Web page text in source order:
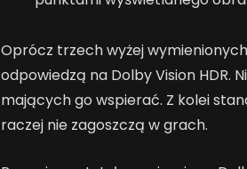
Oprócz trzech wyżej
odpowiedzą na Dolby Vision HDR.
mających go wspierać. Z kolei
raczej nie zagoszczą w grach.